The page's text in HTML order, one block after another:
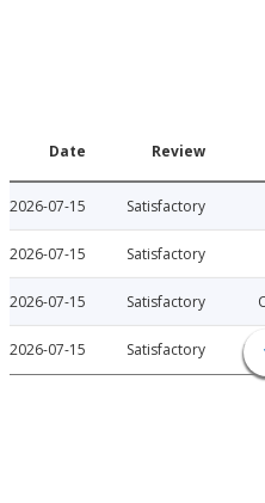
Satisfactory
2026-07-15
Satisfactory
2026-07-15
Satisfactory
2026-07-15
Satisfactory
2026-07-15